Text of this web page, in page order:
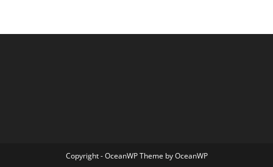
Copyright - OceanWP Theme by OceanWP